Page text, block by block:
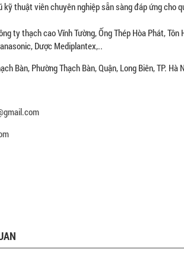
thuật viên chuyên nghiệp sẵn sàng đáp ứng cho
ty thạch cao Vĩnh Tường, Ống Thép Hòa Phát,
Dược Mediplantex,..
Bàn, Phường Thạch Bàn, Quận, Long Biên, TP. Hà